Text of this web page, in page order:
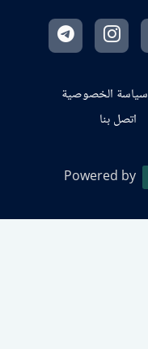
سياسة الخصوصية
اتصل بنا